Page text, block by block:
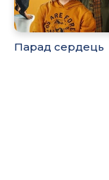
Парад сердець